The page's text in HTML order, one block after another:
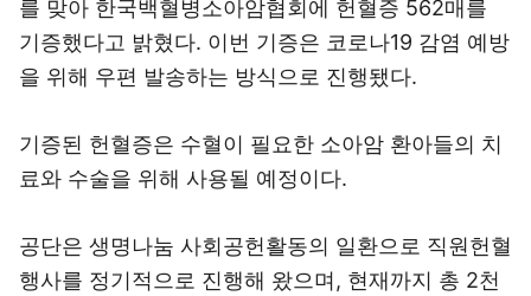
를 맞아 한국백혈병소아암협회에 헌혈증 562매를
기증했다고 밝혔다. 이번 기증은 코로나19 감염 예방
을 위해 우편 발송하는 방식으로 진행됐다.
기증된 헌혈증은 수혈이 필요한 소아암 환아들의 치
료와 수술을 위해 사용될 예정이다.
공단은 생명나눔 사회공헌활동의 일환으로 직원헌혈
행사를 정기적으로 진행해 왔으며, 현재까지 총 2천